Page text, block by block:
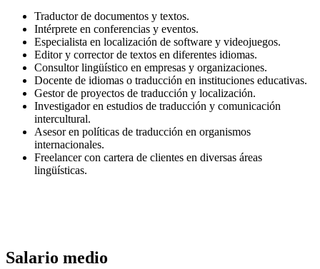
Traductor de documentos y textos.
Intérprete en conferencias y eventos.
Especialista en localización de software y videojuegos.
Editor y corrector de textos en diferentes idiomas.
Consultor lingüístico en empresas y organizaciones.
Docente de idiomas o traducción en instituciones educativas.
Gestor de proyectos de traducción y localización.
Investigador en estudios de traducción y comunicación
intercultural.
Asesor en políticas de traducción en organismos
internacionales.
Freelancer con cartera de clientes en diversas áreas
lingüísticas.
Salario medio